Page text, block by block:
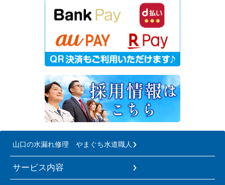
山口の水漏れ修理 やまぐち水道職人
サービス内容